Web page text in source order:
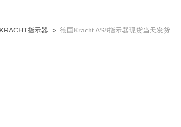
KRACHT指示器 > 德国Kracht AS8指示器现货当天发货